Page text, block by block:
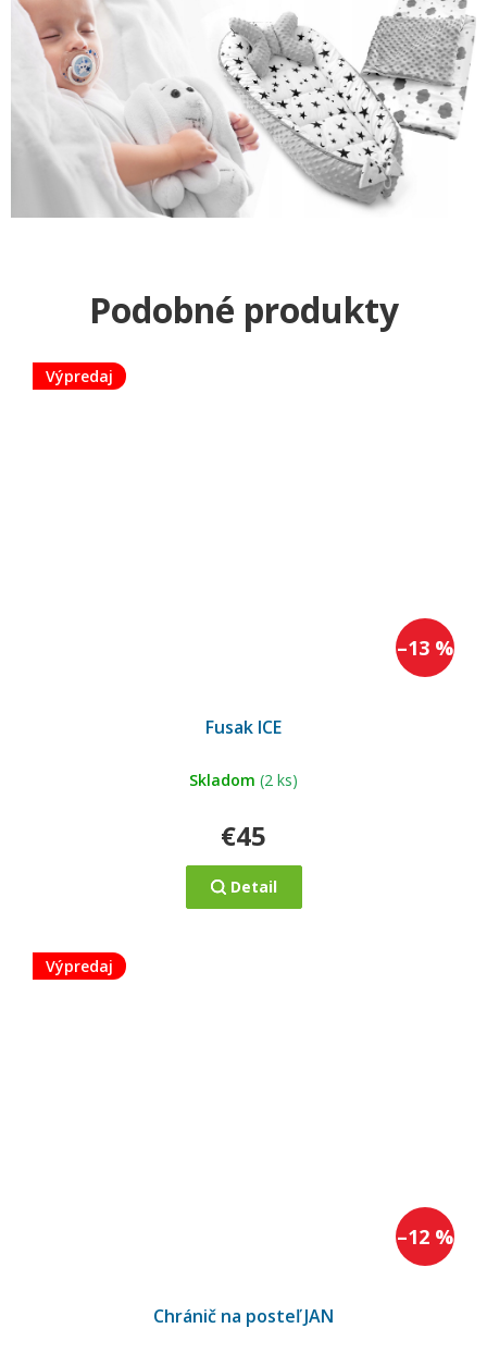
Výpredaj
–13 %
Fusak ICE
Skladom (2 ks)
€45
Detail
Výpredaj
–12 %
Chránič na posteľ JAN